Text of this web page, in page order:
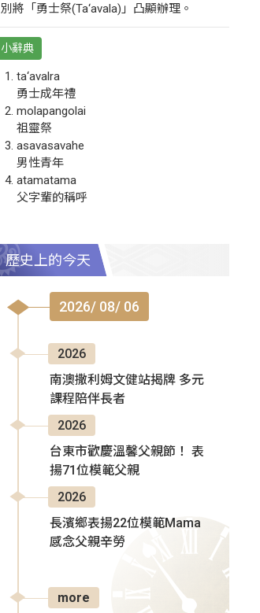
別將「勇士祭(Ta‘avala)」凸顯辦理。
小辭典
ta‘avalra
勇士成年禮
molapangolai
祖靈祭
asavasavahe
男性青年
atamatama
父字輩的稱呼
歷史上的今天
2026/ 08/ 06
2026
南澳撒利姆文健站揭牌 多元
課程陪伴長者
2026
台東市歡慶溫馨父親節！ 表
揚71位模範父親
2026
長濱鄉表揚22位模範Mama
感念父親辛勞
more